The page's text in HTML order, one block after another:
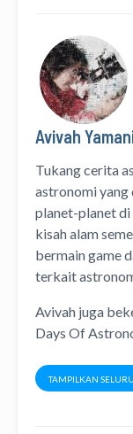
Avivah
Tukang cerita
astronomiyang
planet-planet di
kisah alam
bermain game
terkait
Avivah juga
Days Of
TAMPILKAN